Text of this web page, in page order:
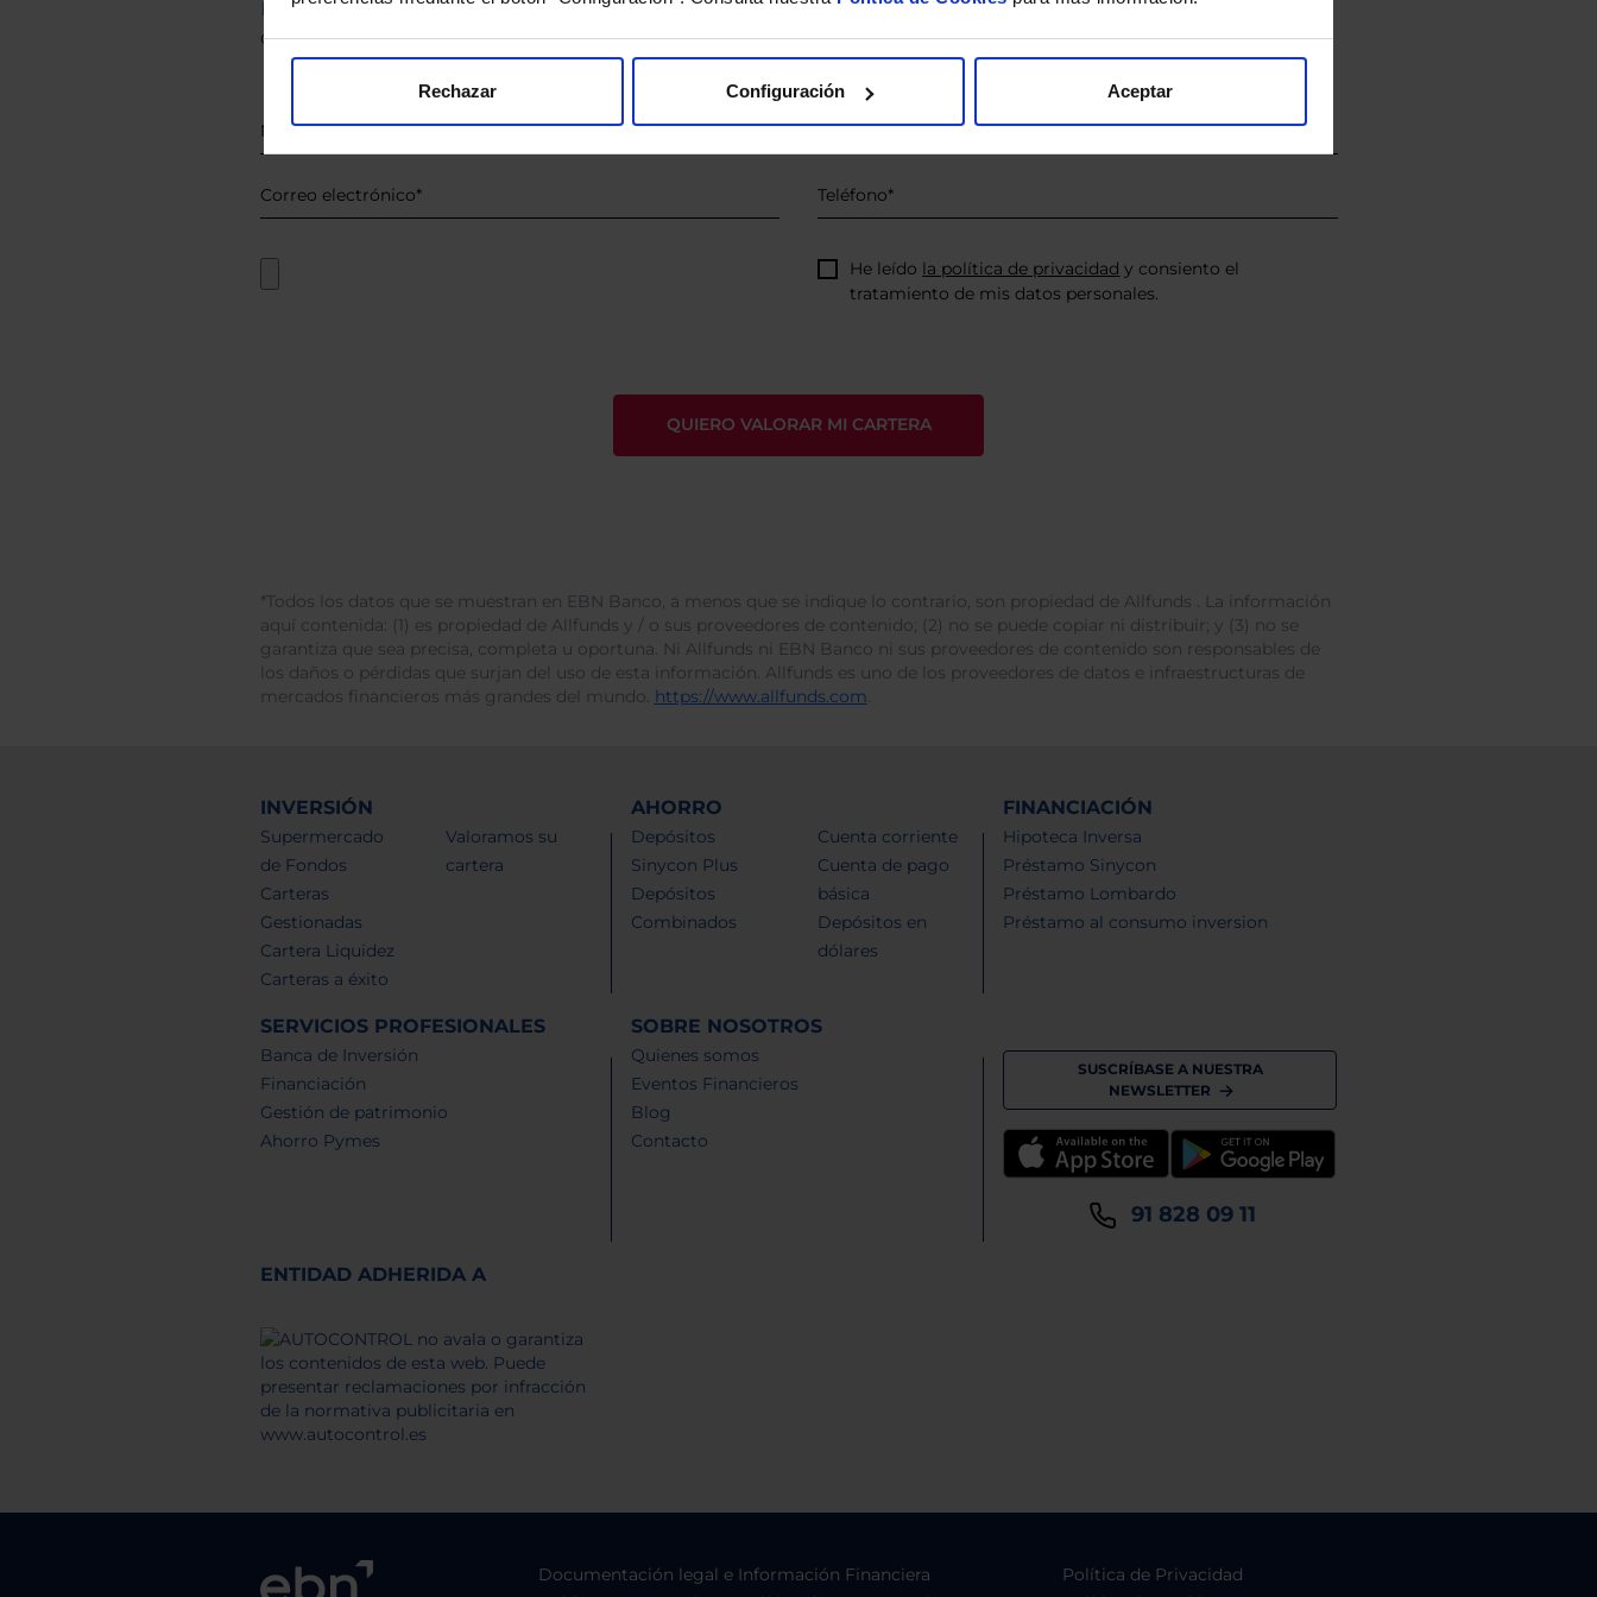
Rechazar Configuración Aceptar
Descárguese el archivo e indíquenos los ISINs de sus Fondos y nuestros expertos le enviarán un estudio gratuito
de sus alternativas de Clases Limpias con las que podrá ahorrar en sus costes.
He leído la política de privacidad y consiento el
tratamiento de mis datos personales.
*Todos los datos que se muestran en EBN Banco, a menos que se indique lo contrario, son propiedad de Allfunds . La información
aquí contenida: (1) es propiedad de Allfunds y / o sus proveedores de contenido; (2) no se puede copiar ni distribuir; y (3) no se
garantiza que sea precisa, completa u oportuna. Ni Allfunds ni EBN Banco ni sus proveedores de contenido son responsables de
los daños o pérdidas que surjan del uso de esta información. Allfunds es uno de los proveedores de datos e infraestructuras de
mercados financieros más grandes del mundo. https://www.allfunds.com.
INVERSIÓN
Supermercado
de Fondos
Carteras
Gestionadas
Cartera Liquidez
Carteras a éxito
Valoramos su
cartera
AHORRO
Depósitos
Sinycon Plus
Depósitos
Combinados
Cuenta corriente
Cuenta de pago
básica
Depósitos en
dólares
FINANCIACIÓN
Hipoteca Inversa
Préstamo Sinycon
Préstamo Lombardo
Préstamo al consumo inversion
SERVICIOS PROFESIONALES
Banca de Inversión
Financiación
Gestión de patrimonio
Ahorro Pymes
SOBRE NOSOTROS
Quienes somos
Eventos Financieros
Blog
Contacto
SUSCRÍBASE A NUESTRA
NEWSLETTER
91 828 09 11
ENTIDAD ADHERIDA A
Documentación legal e Información Financiera
Política de Privacidad